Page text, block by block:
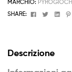
MARCHIO:
SHARE:
FacebookTwitter
Descrizione